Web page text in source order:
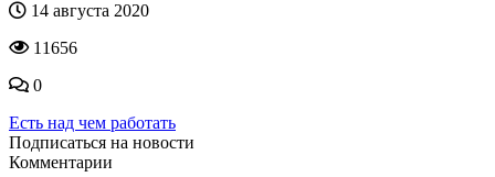
14 августа 2020
11656
0
Есть над чем работать
Подписаться на новости
Комментарии